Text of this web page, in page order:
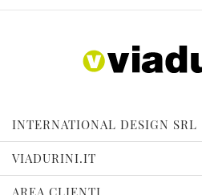
INTERNATIONAL DESIGN SRL
VIADURINI.IT